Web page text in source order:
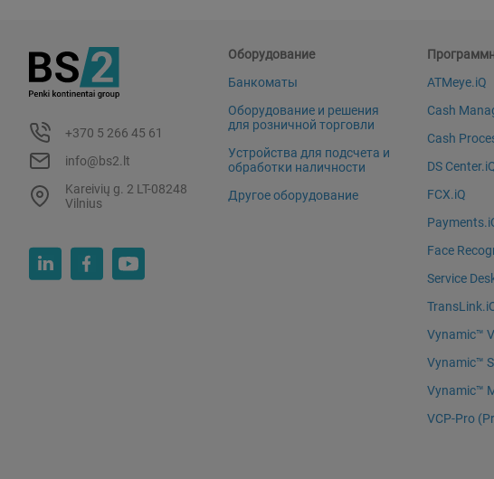
+370 5 266 45 61
info@bs2.lt
Kareivių g. 2 LT-08248
Vilnius
Оборудование
Банкоматы
Оборудование и решения
для розничной торговли
Устройства для подсчета и
обработки наличности
Другое оборудование
ATMeye.iQ
Cash
Cash
DS
FCX.iQ
Face
Service
Vynamic™
Vynamic™
Vynamic™
VCP-Pro